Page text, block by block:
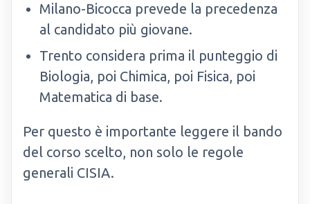
Milano-Bicocca prevede la precedenza
al candidato più giovane.
Trento considera prima il punteggio di
Biologia, poi Chimica, poi Fisica, poi
Matematica di base.
Per questo è importante leggere il bando
del corso scelto, non solo le regole
generali CISIA.